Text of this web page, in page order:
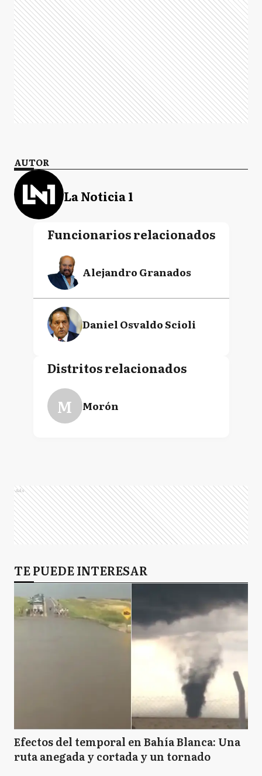
AUTOR
La Noticia 1
Funcionarios relacionados
Alejandro Granados
Daniel Osvaldo Scioli
Distritos relacionados
M Morón
Ads
TE PUEDE INTERESAR
Efectos del temporal en Bahía Blanca: Una
ruta anegada y cortada y un tornado